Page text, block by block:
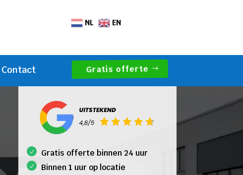
NL EN
Contact Gratis offerte
Gratis offerte binnen 24 uur
Binnen 1 uur op locatie